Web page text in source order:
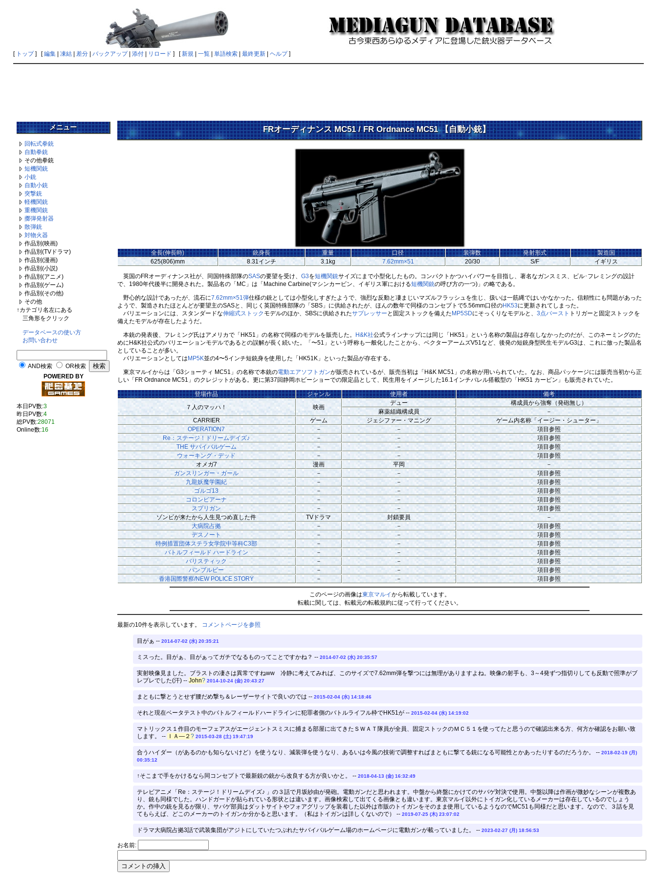
[ トップ] [編集| 凍結| 差分| バックアップ| 添付| リロード ] [新規| 一覧| 単語検索| 最終更新| ヘルプ]
メニュー
回転式拳銃
自動拳銃
その他拳銃
短機関銃
小銃
自動小銃
突撃銃
軽機関銃
重機関銃
擲弾発射器
散弾銃
対物火器
作品別(映画)
作品別(TVドラマ)
作品別(漫画)
作品別(小説)
作品別(アニメ)
作品別(ゲーム)
作品別(その他)
その他
↑カテゴリ名左にある
三角形をクリック
データベースの使い方
お問い合わせ
AND検索
OR検索
POWERED BY
本日PV数:3
昨日PV数:4
総PV数:28071
Online数:16
FRオーディナンス MC51 / FR Ordnance MC51 【自動小銃】†
全長(伸長時) 銃身長 重量 口径 装弾数 発射形式
製造国
625(806)mm
8.31インチ 3.1kg 7.62mm×51 20/30 S/F イギリス
英国のFRオーディナンス社が、同国特殊部隊のSASの要望を受け、 G3を短機関銃サイズにまで小型化したもの。コンパクトかつハイパワーを目指し、著名なガンスミス、ビル･フレミングの設計
で、1980年代後半に開発された。製品名の「MC」は「Machine Carbine(マシンカービン、イギリス軍における短機関銃の呼び方の一つ)」の略である。
野心的な設計であったが、流石に7.62mm×51弾仕様の銃としては小型化しすぎたようで、強烈な反動と凄まじいマズルフラッシュを生じ、扱いは一筋縄ではいかなかった。信頼性にも問題があった
ようで、製造されたほとんどが要望主のSASと、同じく英国特殊部隊の「SBS」に供給されたが、ほんの数年で同様のコンセプトで5.56mm口径のHK53に更新されてしまった。
バリエーションには、スタンダードな伸縮式ストック モデルのほか、SBSに供給されたサプレッサー と固定ストックを備えたMP5SDにそっくりなモデルと、 3点バースト トリガーと固定ストックを
備えたモデルが存在したようだ。
本銃の発表後、フレミング氏はアメリカで「HK51」の名称で同様のモデルを販売した。 H&K社公式ラインナップには同じ「HK51」という名称の製品は存在しなかったのだが、このネーミングのた
めにH&K社公式のバリエーションモデルであるとの誤解が長く続いた。「〜51」という呼称も一般化したことから、ベクターアームズV51など、後発の短銃身型民生モデルG3は、これに倣った製品名
としていることが多い。
バリエーションとしてはMP5K並の4〜5インチ短銃身を使用した「HK51K」といった製品が存在する。
東京マルイからは「G3ショーティ MC51」の名称で本銃の電動エアソフトガンが販売されているが、販売当初は「H&K MC51」の名称が用いられていた。なお、商品パッケージには販売当初から正
しい「FR Ordnance MC51」のクレジットがある。更に第37回静岡ホビーショーでの限定品として、民生用をイメージした16.1インチバレル搭載型の「HK51 カービン」も販売されていた。
登場作品 ジャンル 使用者
備考
７人のマッハ！
映画
デュー
構成員から強奪（発砲無し）
麻薬組織構成員
－
CARRIER
ゲーム ジェシファー・マニング
ゲーム内名称「イージー・シューター」
OPERATION7
－ －
項目参照
Re：ステージ！ドリームデイズ♪
－ －
項目参照
THE サバイバルゲーム
－ －
項目参照
ウォーキング・デッド
－ －
項目参照
オメガ7
漫画 平岡
－
ガンスリンガー・ガール
－ －
項目参照
九龍妖魔学園紀
－ －
項目参照
ゴルゴ13
－ －
項目参照
コロンビアーナ
－ －
項目参照
スプリガン
－ －
項目参照
ゾンビが来たから人生見つめ直した件
TVドラマ 封鎖要員
－
大病院占拠
－ －
項目参照
デスノート
－ －
項目参照
特例措置団体ステラ女学院中等科C3部
－ －
項目参照
バトルフィールド ハードライン
－ －
項目参照
バリスティック
－ －
項目参照
バンブルビー
－ －
項目参照
香港国際警察/NEW POLICE STORY
－ － 項目参照
このページの画像は東京マルイから転載しています。
転載に関しては、転載元の転載規約に従って行ってください。
最新の10件を表示しています。 コメントページを参照
目がぁ -- 2014-07-02 (水) 20:35:21
ミスった。目がぁ、目がぁってガチでなるものってことですかね？ -- 2014-07-02 (水) 20:35:57
実射映像見ました。ブラストの凄さは異常ですねww 冷静に考えてみれば、このサイズで7.62mm弾を撃つには無理がありますよね。映像の射手も、3～4発ずつ指切りしても反動で照準がブ
レブレでした(汗) -- John? 2014-10-24 (金) 20:43:27
まともに撃とうとせず腰だめ撃ち＆レーザーサイトで良いのでは -- 2015-02-04 (水) 14:18:46
それと現在ベータテスト中のバトルフィールドハードラインに犯罪者側のバトルライフル枠でHK51が -- 2015-02-04 (水) 14:19:02
マトリックス１作目のモーフェアスがエージェントスミスに捕まる部屋に出てきたＳＷＡＴ隊員が全員、固定ストックのＭＣ５１を使ってたと思うので確認出来る方、何方か確認をお願い致
します。 -- ＩＡ―２ ? 2015-03-28 (土) 19:47:19
合うハイダー（があるのかも知らないけど）を使うなり、減装弾を使うなり、あるいは今風の技術で調整すればまともに撃てる銃になる可能性とかあったりするのだろうか。 -- 2018-02-19 (月)
00:35:12
↑そこまで手をかけるなら同コンセプトで最新鋭の銃から改良する方が良いかと。 -- 2018-04-13 (金) 16:32:49
テレビアニメ「Re：ステージ！ドリームデイズ♪ 」の３話で月坂紗由が発砲。電動ガンだと思われます。中盤から終盤にかけてのサバゲ対決で使用。中盤以降は作画が微妙なシーンが複数あ
り、銃も同様でした。ハンドガードが貼られている形状とは違います。画像検索して出てくる画像とも違います。東京マルイ以外にトイガン化しているメーカーは存在しているのでしょう
か。作中の銃を見るが限り、サバゲ部員はダットサイトやフォアグリップを装着した以外は市販のトイガンをそのまま使用しているようなのでMC51も同様だと思います。なので、３話を見
てもらえば、どこのメーカーのトイガンか分かると思います。（私はトイガンは詳しくないので） -- 2019-07-25 (木) 23:07:02
ドラマ大病院占拠3話で武装集団がアジトにしていたつぶれたサバイバルゲーム場のホームページに電動ガンが載っていました。 -- 2023-02-27 (月) 18:56:53
お名前: